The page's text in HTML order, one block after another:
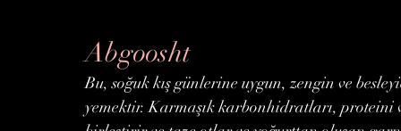
Abgoosht
Bu, soğuk kış günlerine uygun, zengin ve
yemektir. Karmaşık karbonhidratları, proteini